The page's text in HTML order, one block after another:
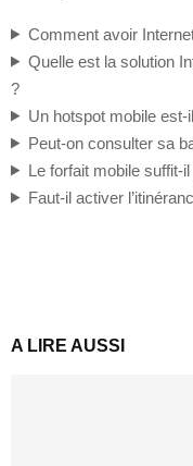
Comment avoir
Quelle est la solution
?
Un hotspot mobile est-
Peut-on consulter sa
Le forfait mobile suffit-
Faut-il activer
A LIRE AUSSI